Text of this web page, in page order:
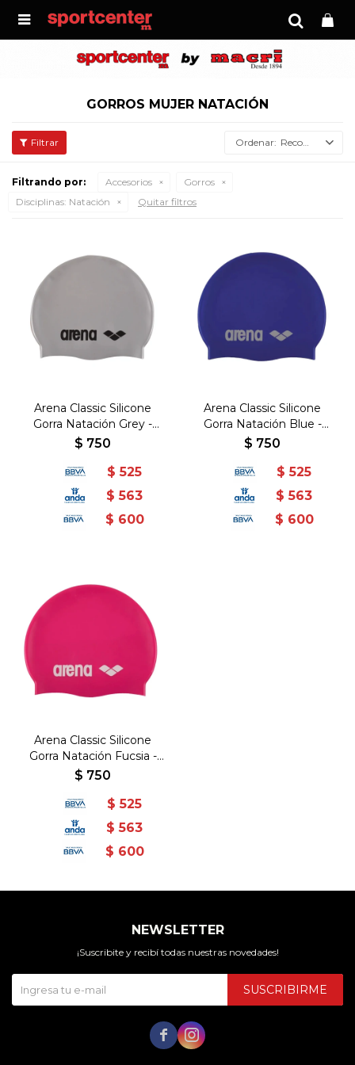

GORROS MUJER NATACIÓN
Recomendados
Filtrando por: Accesorios
Gorros
Disciplinas: Natación Quitar filtros
Arena Classic Silicone
Gorra Natación Grey -
Gris-Negro
$ 750
$ 525
$ 563
$ 600
Arena Classic Silicone
Gorra Natación Blue -
Royal-Blanco
$ 750
$ 525
$ 563
$ 600
Arena Classic Silicone
Gorra Natación Fucsia -
Fucsia-Blanco
$ 750
$ 525
$ 563
$ 600
NEWSLETTER
¡Suscribite y recibí todas nuestras novedades!
SUSCRIBIRME
 